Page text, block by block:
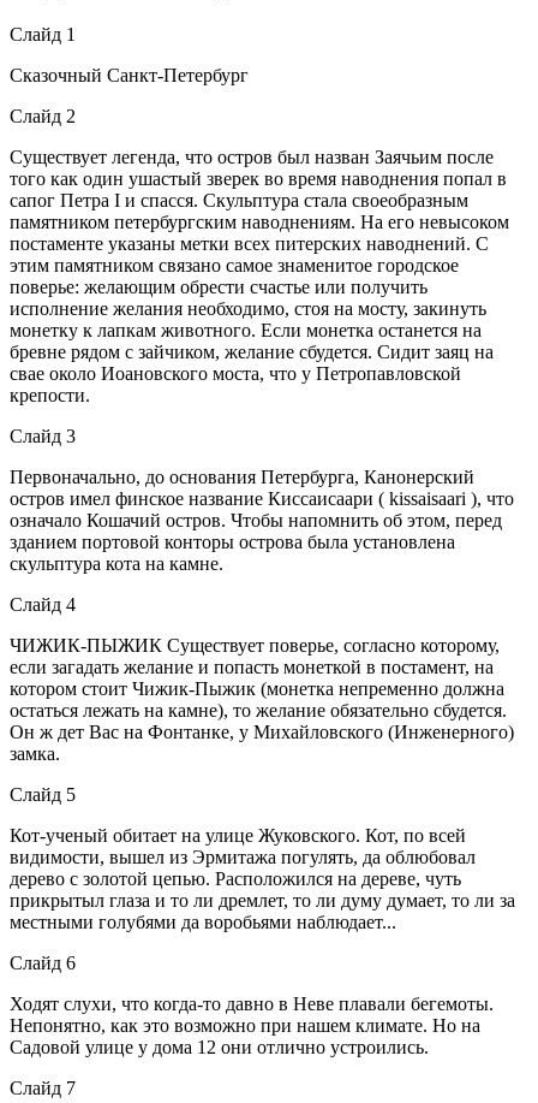
Слайд 1
Сказочный Санкт-Петербург
Слайд 2
Существует легенда, что остров был назван Заячьим после
того как один ушастый зверек во время наводнения попал в
сапог Петра I и спасся. Скульптура стала своеобразным
памятником петербургским наводнениям. На его невысоком
постаменте указаны метки всех питерских наводнений. С
этим памятником связано самое знаменитое городское
поверье: желающим обрести счастье или получить
исполнение желания необходимо, стоя на мосту, закинуть
монетку к лапкам животного. Если монетка останется на
бревне рядом с зайчиком, желание сбудется. Сидит заяц на
свае около Иоановского моста, что у Петропавловской
крепости.
Слайд 3
Первоначально, до основания Петербурга, Канонерский
остров имел финское название Киссаисаари ( kissaisaari ), что
означало Кошачий остров. Чтобы напомнить об этом, перед
зданием портовой конторы острова была установлена
скульптура кота на камне.
Слайд 4
ЧИЖИК-ПЫЖИК Существует поверье, согласно которому,
если загадать желание и попасть монеткой в постамент, на
котором стоит Чижик-Пыжик (монетка непременно должна
остаться лежать на камне), то желание обязательно сбудется.
Он ж дет Вас на Фонтанке, у Михайловского (Инженерного)
замка.
Слайд 5
Кот-ученый обитает на улице Жуковского. Кот, по всей
видимости, вышел из Эрмитажа погулять, да облюбовал
дерево с золотой цепью. Расположился на дереве, чуть
прикрытыл глаза и то ли дремлет, то ли думу думает, то ли за
местными голубями да воробьями наблюдает...
Слайд 6
Ходят слухи, что когда-то давно в Неве плавали бегемоты.
Непонятно, как это возможно при нашем климате. Но на
Садовой улице у дома 12 они отлично устроились.
Слайд 7